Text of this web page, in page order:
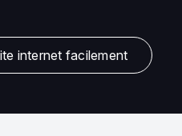
internet facilement